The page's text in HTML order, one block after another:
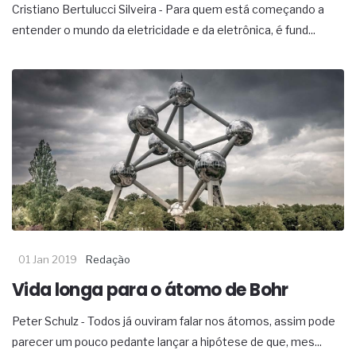
Cristiano Bertulucci Silveira - Para quem está começando a
entender o mundo da eletricidade e da eletrônica, é fund...
01 Jan 2019 Redação
Vida longa para o átomo de Bohr
Peter Schulz - Todos já ouviram falar nos átomos, assim pode
parecer um pouco pedante lançar a hipótese de que, mes...